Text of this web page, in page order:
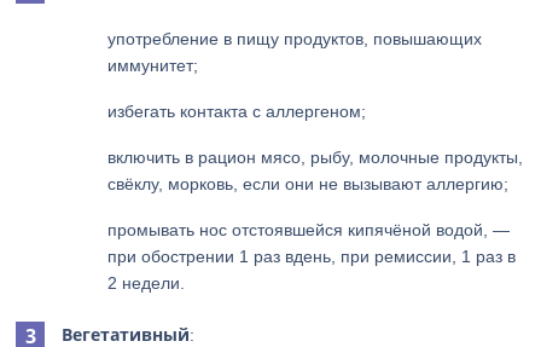
употребление в пищу продуктов, повышающих
иммунитет;
избегать контакта с аллергеном;
включить в рацион мясо, рыбу, молочные продукты,
свёклу, морковь, если они не вызывают аллергию;
промывать нос отстоявшейся кипячёной водой, —
при обострении 1 раз вдень, при ремиссии, 1 раз в
2 недели.
Вегетативный: